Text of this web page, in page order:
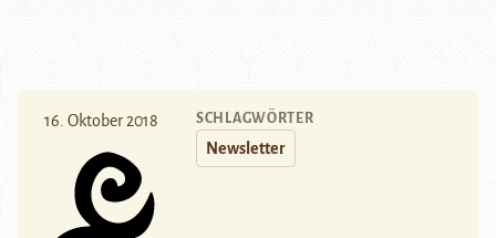
16. Oktober 2018 SCHLAGWÖRTER
Newsletter